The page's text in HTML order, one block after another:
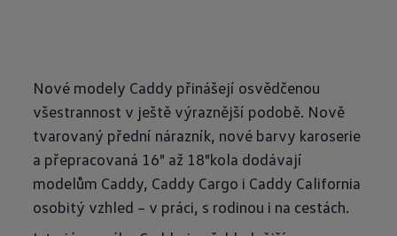
Nové modely Caddy přinášejí osvědčenou
všestrannost v ještě výraznější podobě. Nově
tvarovaný přední nárazník, nové barvy karoserie
a přepracovaná 16" až 18"kola dodávají
modelům Caddy, Caddy Cargo i Caddy California
osobitý vzhled – v práci, s rodinou i na cestách.